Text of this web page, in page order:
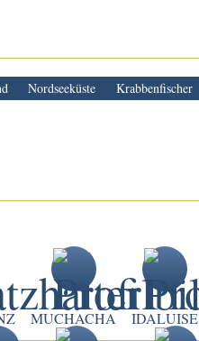
Nordseeküste Krabbenfischer
MUCHACHA IDALUISE